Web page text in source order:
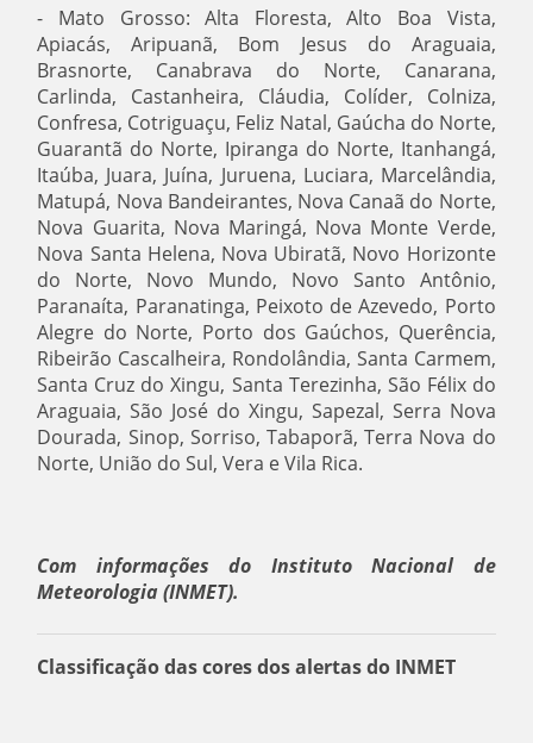
- Mato Grosso: Alta Floresta, Alto Boa Vista,
Apiacás, Aripuanã, Bom Jesus do Araguaia,
Brasnorte, Canabrava do Norte, Canarana,
Carlinda, Castanheira, Cláudia, Colíder, Colniza,
Confresa, Cotriguaçu, Feliz Natal, Gaúcha do Norte,
Guarantã do Norte, Ipiranga do Norte, Itanhangá,
Itaúba, Juara, Juína, Juruena, Luciara, Marcelândia,
Matupá, Nova Bandeirantes, Nova Canaã do Norte,
Nova Guarita, Nova Maringá, Nova Monte Verde,
Nova Santa Helena, Nova Ubiratã, Novo Horizonte
do Norte, Novo Mundo, Novo Santo Antônio,
Paranaíta, Paranatinga, Peixoto de Azevedo, Porto
Alegre do Norte, Porto dos Gaúchos, Querência,
Ribeirão Cascalheira, Rondolândia, Santa Carmem,
Santa Cruz do Xingu, Santa Terezinha, São Félix do
Araguaia, São José do Xingu, Sapezal, Serra Nova
Dourada, Sinop, Sorriso, Tabaporã, Terra Nova do
Norte, União do Sul, Vera e Vila Rica.
Com informações do Instituto Nacional de
Meteorologia (INMET).
Classificação das cores dos alertas do INMET